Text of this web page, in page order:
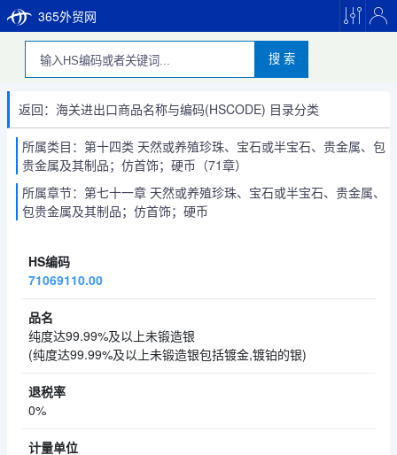
365外贸网
搜 索
返回：海关进出口商品名称与编码(HSCODE) 目录分类
所属类目：第十四类 天然或养殖珍珠、宝石或半宝石、贵金属、包
贵金属及其制品；仿首饰；硬币（71章）
所属章节：第七十一章 天然或养殖珍珠、宝石或半宝石、贵金属、
包贵金属及其制品；仿首饰；硬币
71069110.00
纯度达99.99%及以上未锻造银
(纯度达99.99%及以上未锻造银包括镀金,镀铂的银)
0%